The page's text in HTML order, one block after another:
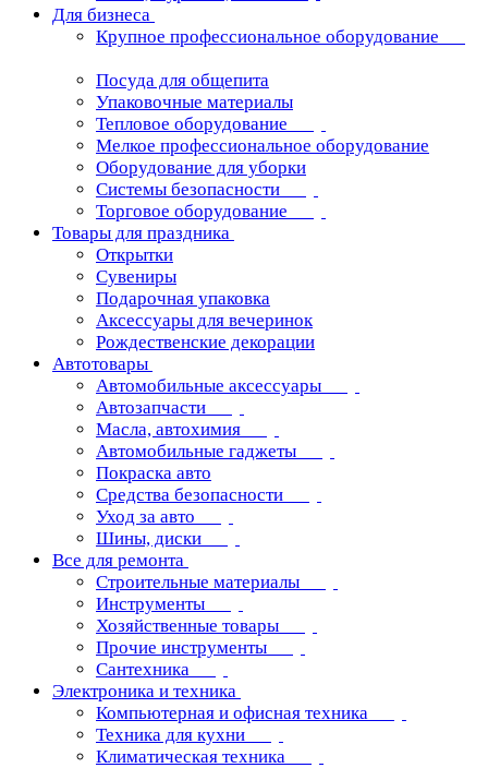
Для бизнеса
Крупное профессиональное оборудование
Посуда для общепита
Упаковочные материалы
Тепловое оборудование
Мелкое профессиональное оборудование
Оборудование для уборки
Системы безопасности
Торговое оборудование
Товары для праздника
Открытки
Сувениры
Подарочная упаковка
Аксессуары для вечеринок
Рождественские декорации
Автотовары
Автомобильные аксессуары
Автозапчасти
Масла, автохимия
Автомобильные гаджеты
Покраска авто
Средства безопасности
Уход за авто
Шины, диски
Все для ремонта
Строительные материалы
Инструменты
Хозяйственные товары
Прочие инструменты
Сантехника
Электроника и техника
Компьютерная и офисная техника
Техника для кухни
Климатическая техника